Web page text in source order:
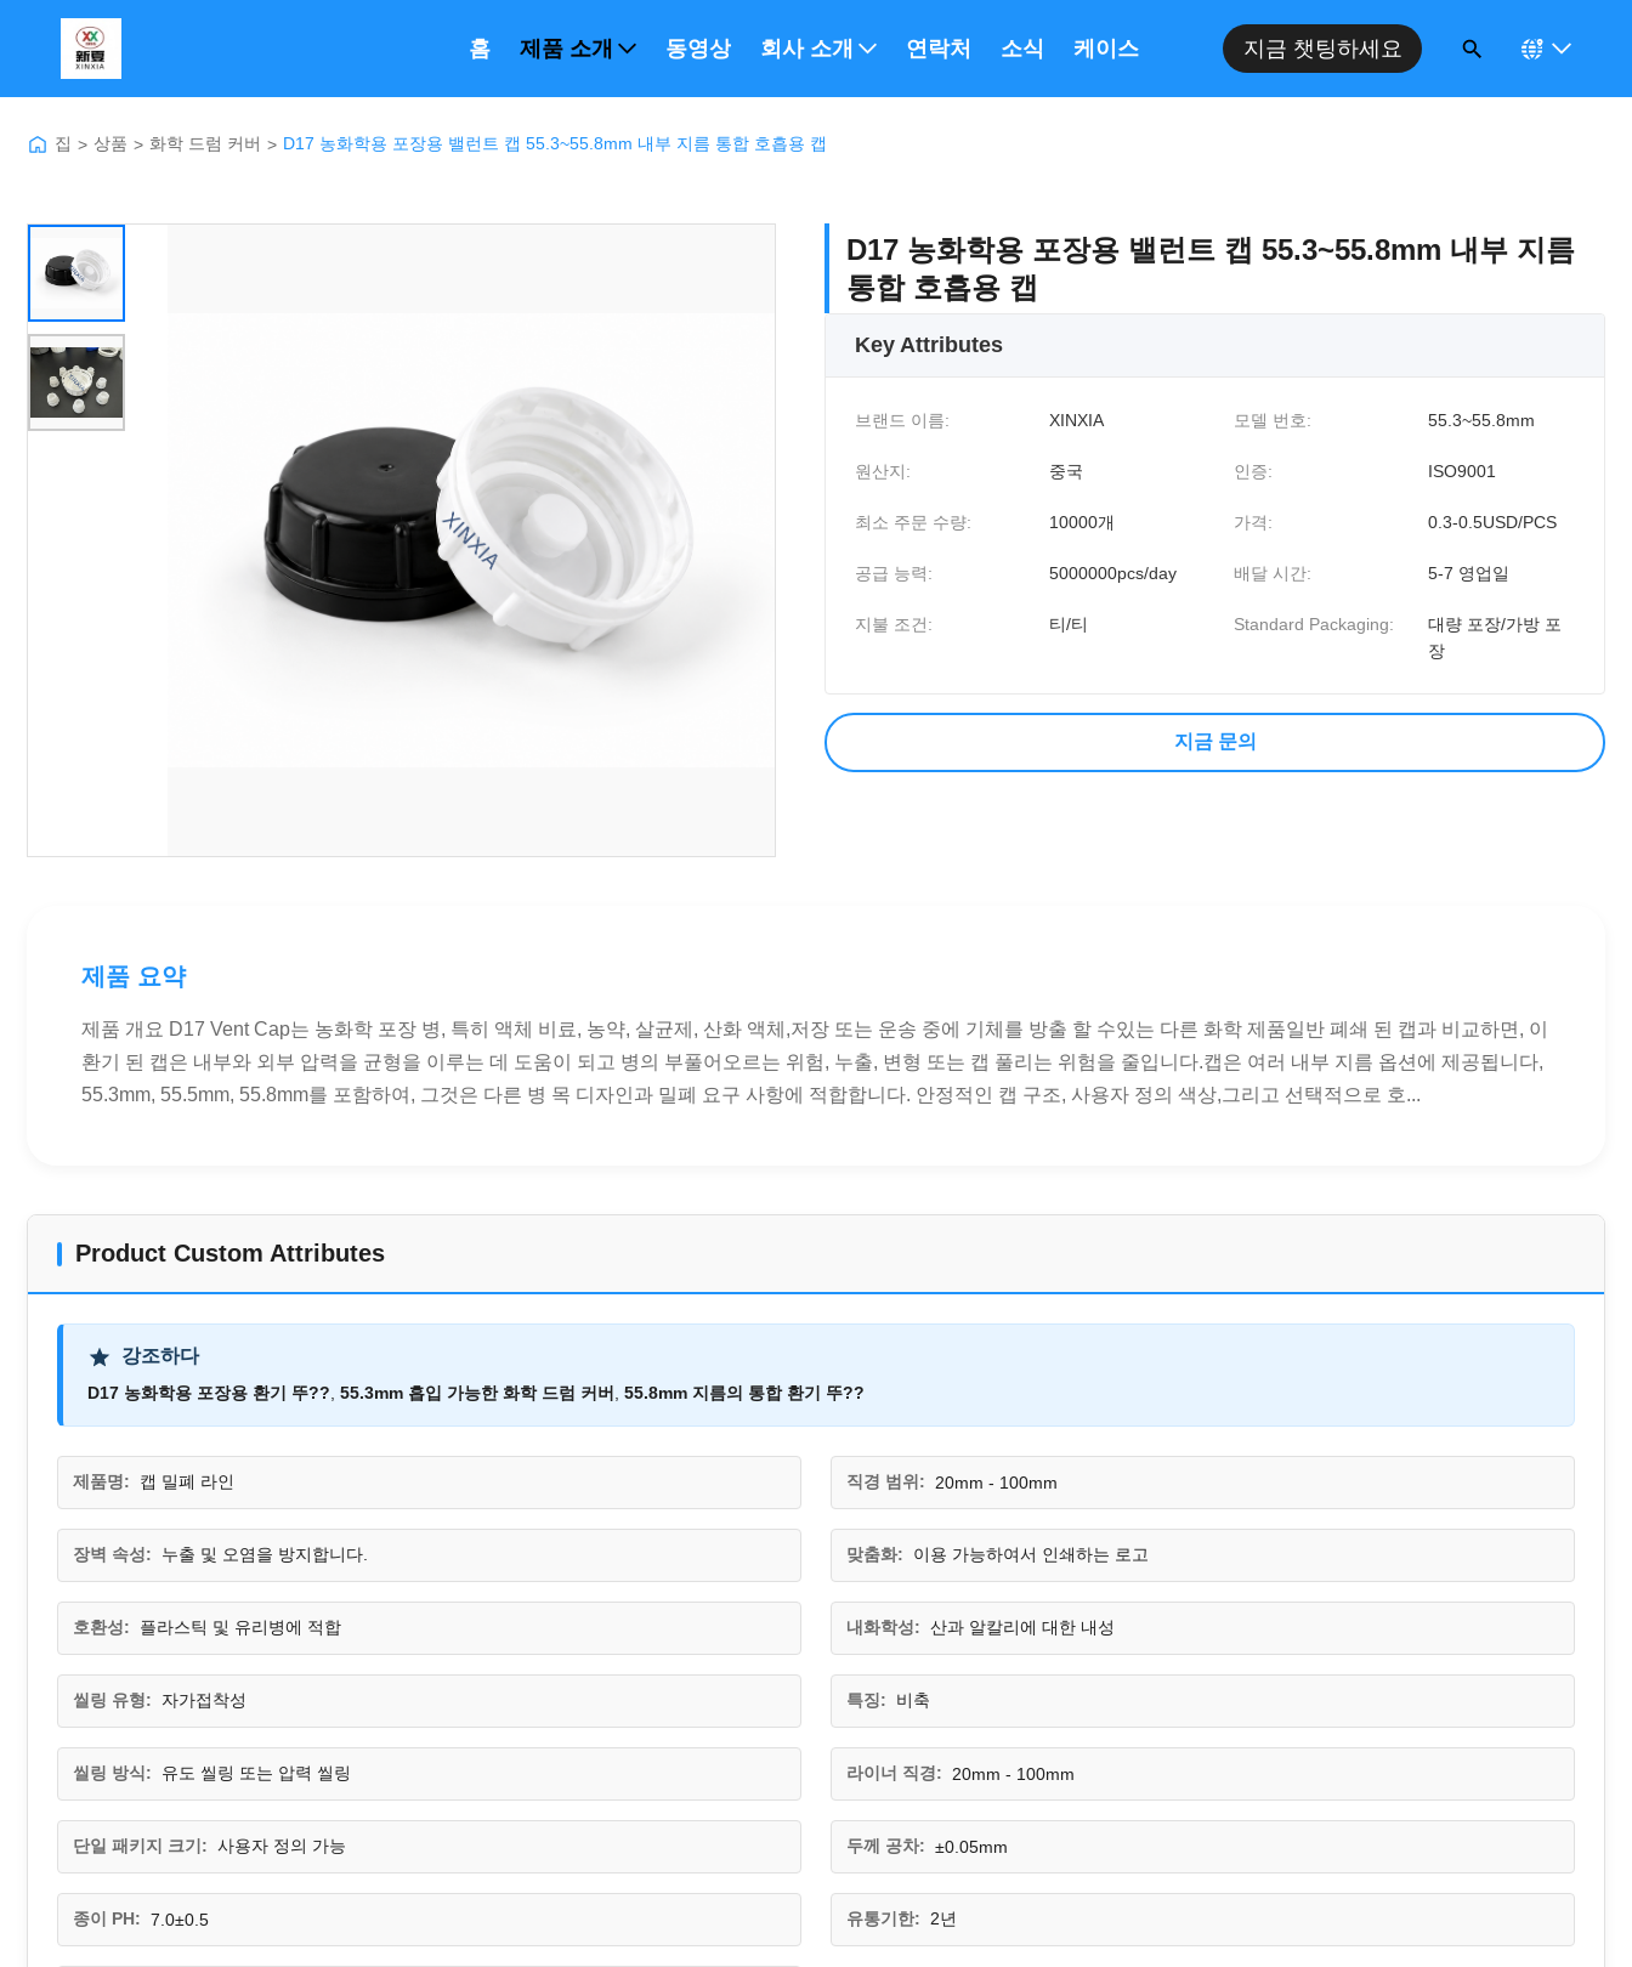
홈 제품 소개 동영상 회사 소개 연락처 소식 케이스 지금 챗팅하세요
집 > 상품 > 화학 드럼 커버 > D17 농화학용 포장용 밸런트 캡 55.3~55.8mm 내부 지름 통합 호흡용 캡
D17 농화학용 포장용 밸런트 캡 55.3~55.8mm 내부 지름
통합 호흡용 캡
Key Attributes
브랜드 이름: XINXIA 모델 번호: 55.3~55.8mm
원산지: 중국 인증: ISO9001
최소 주문 수량: 10000개 가격: 0.3-0.5USD/PCS
공급 능력: 5000000pcs/day 배달 시간: 5-7 영업일
지불 조건: 티/티 Standard Packaging:
대량 포장/가방 포
장
지금 문의
제품 요약
제품 개요 D17 Vent Cap는 농화학 포장 병, 특히 액체 비료, 농약, 살균제, 산화 액체,저장 또는 운송 중에 기체를 방출 할 수있는 다른 화학 제품일반 폐쇄 된 캡과 비교하면, 이
환기 된 캡은 내부와 외부 압력을 균형을 이루는 데 도움이 되고 병의 부풀어오르는 위험, 누출, 변형 또는 캡 풀리는 위험을 줄입니다.캡은 여러 내부 지름 옵션에 제공됩니다,
55.3mm, 55.5mm, 55.8mm를 포함하여, 그것은 다른 병 목 디자인과 밀폐 요구 사항에 적합합니다. 안정적인 캡 구조, 사용자 정의 색상,그리고 선택적으로 호...
Product Custom Attributes
강조하다
D17 농화학용 포장용 환기 뚜?? 55.3mm 흡입 가능한 화학 드럼 커버 55.8mm 지름의 통합 환기 뚜??
제품명: 캡 밀폐 라인 직경 범위: 20mm - 100mm
장벽 속성: 누출 및 오염을 방지합니다. 맞춤화: 이용 가능하여서 인쇄하는 로고
호환성: 플라스틱 및 유리병에 적합 내화학성: 산과 알칼리에 대한 내성
씰링 유형: 자가접착성 특징: 비축
씰링 방식: 유도 씰링 또는 압력 씰링 라이너 직경: 20mm - 100mm
단일 패키지 크기: 사용자 정의 가능 두께 공차: ±0.05mm
종이 PH: 7.0±0.5 유통기한: 2년